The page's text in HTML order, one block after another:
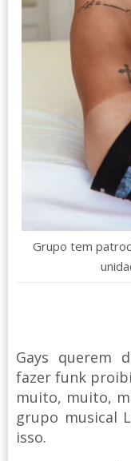
Grupo tem
Gays querem
fazer funk
muito, muito,
grupo musical
isso.